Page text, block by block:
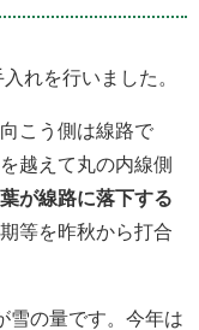
れを行いました。
こう側は線路で
越えて丸の内線側
が線路に落下する
等を昨秋から打合
雪の量です。今年は